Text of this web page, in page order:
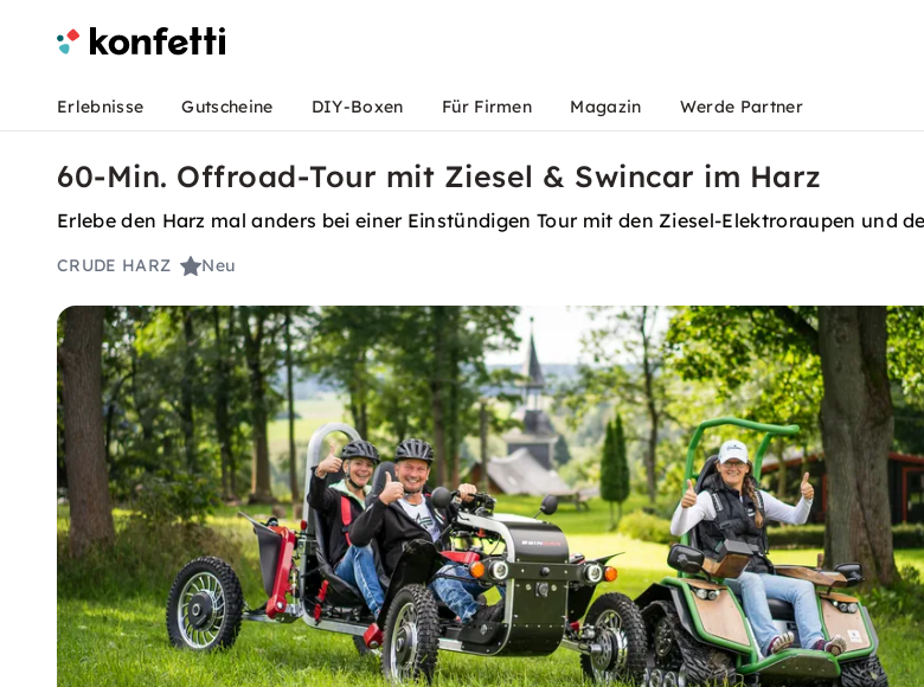
Erlebnisse Gutscheine DIY-Boxen Für Firmen Magazin Werde Partner
60-Min. Offroad-Tour mit Ziesel & Swincar im Harz
Erlebe den Harz mal anders bei einer Einstündigen Tour mit den Ziesel-Elektroraupen und
CRUDE HARZ Neu